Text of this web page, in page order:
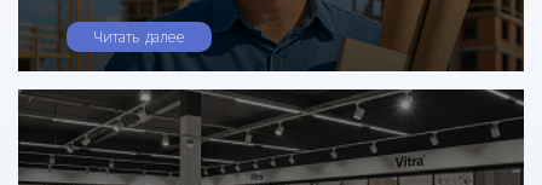
Читать далее